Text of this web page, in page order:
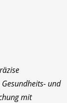
und
mit